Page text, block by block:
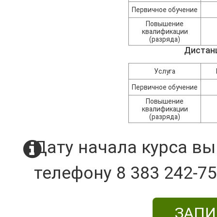
Первичное обучение
Повышение
квалификации
(разряда)
Услуга
Первичное обучение
Повышение
квалификации
(разряда)
Дату начала курса
телефону 8 383 242-